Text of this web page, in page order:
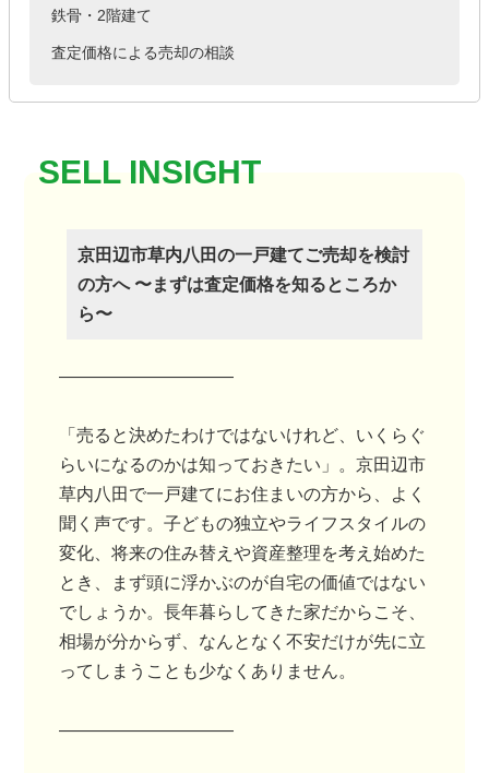
鉄骨・2階建て
査定価格による売却の相談
京田辺市草内八田の一戸建てご売却を検討
の方へ 〜まずは査定価格を知るところか
ら〜
――――――――――
「売ると決めたわけではないけれど、いくらぐ
らいになるのかは知っておきたい」。京田辺市
草内八田で一戸建てにお住まいの方から、よく
聞く声です。子どもの独立やライフスタイルの
変化、将来の住み替えや資産整理を考え始めた
とき、まず頭に浮かぶのが自宅の価値ではない
でしょうか。長年暮らしてきた家だからこそ、
相場が分からず、なんとなく不安だけが先に立
ってしまうことも少なくありません。
――――――――――